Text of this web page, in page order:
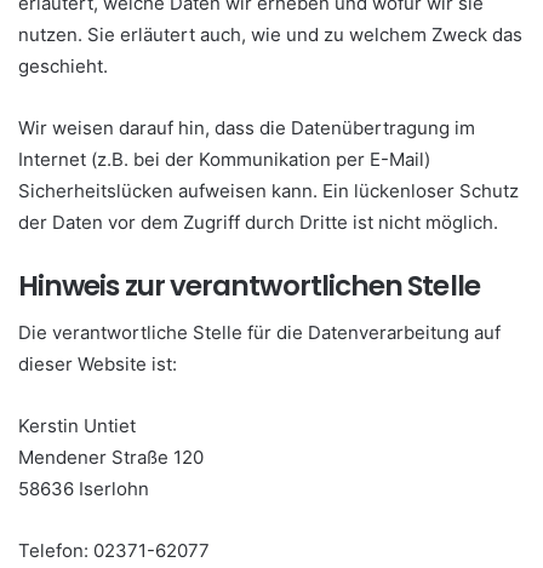
nutzen. Sie erläutert auch, wie und zu welchem Zweck das
geschieht.
Wir weisen darauf hin, dass die Datenübertragung im
Internet (z.B. bei der Kommunikation per E-Mail)
Sicherheitslücken aufweisen kann. Ein lückenloser Schutz
der Daten vor dem Zugriff durch Dritte ist nicht möglich.
Hinweis zur verantwortlichen Stelle
Die verantwortliche Stelle für die Datenverarbeitung auf
dieser Website ist:
Kerstin Untiet
Mendener Straße 120
58636 Iserlohn
Telefon: 02371-62077